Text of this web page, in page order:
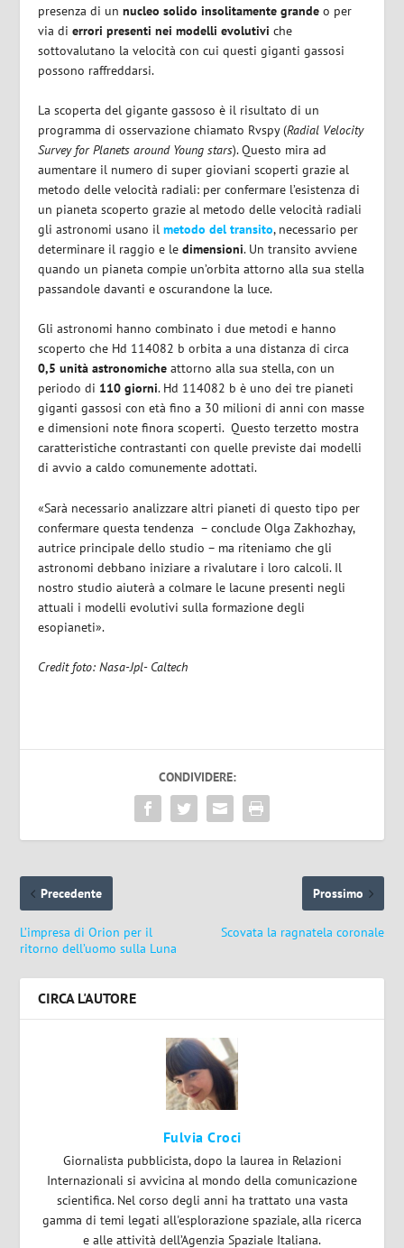
presenza di unnucleo solido insolitamente grande o per
via dierrori presenti nei modelli evolutivi che
sottovalutano la velocità con cui questi giganti gassosi
possono raffreddarsi.
La scoperta del gigante gassoso è il risultato di un
programma di osservazione chiamato Rvspy(Radial Velocity
Survey for Planets around Young stars). Questo mira ad
aumentare il numero di super gioviani scoperti grazie al
metodo delle velocità radiali: per confermare l’esistenza di
un pianeta scoperto grazie al metodo delle velocità radiali
gli astronomi usano ilmetodo deltransito, necessario per
determinare il raggioe ledimensioni. Un transito avviene
quando un pianeta compie un’orbita attorno alla sua stella
passandole davanti e oscurandone la luce.
Gli astronomi hanno combinato i due metodi e hanno
scoperto che Hd 114082 b orbita a una distanza di circa
0,5 unità astronomiche attorno alla sua stella, con un
periodo di 110 giorni. Hd 114082 b è uno dei tre pianeti
giganti gassosi con età fino a 30 milioni di anni con masse
e dimensioni note finora scoperti. Questo terzetto mostra
caratteristiche contrastanti con quelle previste dai modelli
di avvio a caldo comunemente adottati.
«Sarà necessario analizzare altri pianeti di questo tipo per
confermare questa tendenza – conclude Olga Zakhozhay,
autrice principale dello studio – ma riteniamo che gli
astronomi debbano iniziare a rivalutare i loro calcoli. Il
nostro studio aiuterà a colmare le lacune presenti negli
attuali i modelli evolutivi sulla formazione degli
esopianeti».
Credit foto: Nasa-Jpl- Caltech
CONDIVIDERE:
Precedente
L’impresa di Orion per il
ritorno dell’uomo sulla Luna
Prossimo
Scovata la ragnatela coronale
CIRCA L'AUTORE
Fulvia Croci
Giornalista pubblicista, dopo la laurea in Relazioni
Internazionali si avvicina al mondo della comunicazione
scientifica. Nel corso degli anni ha trattato una vasta
gamma di temi legati all'esplorazione spaziale, alla ricerca
e alle attività dell’Agenzia Spaziale Italiana.